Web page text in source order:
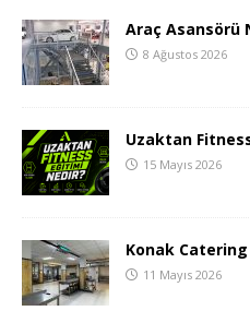
Araç Asansörü
8 Ağustos 2026
Uzaktan
15 Mayıs 2026
Konak
11 Mayıs 2026